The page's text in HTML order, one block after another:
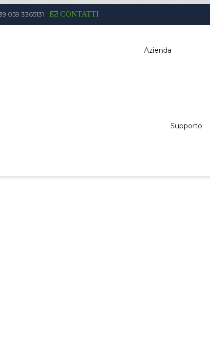
059 3365131 CONTATTI
Azienda
Supporto
Payprint nei settori: distributori